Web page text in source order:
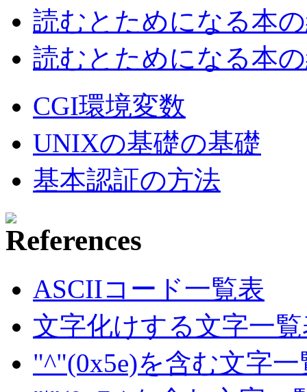
読むとためになる本
読むとためになる本
CGI環境変数
UNIXの基礎の基礎
基本認証の方法
ASCIIコード一覧表
文字化けする文字一
"^"(0x5e)を含む文字一